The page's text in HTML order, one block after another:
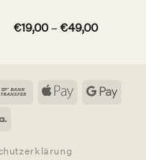
€19,00–€49,00
Bank
Apple
Klarna